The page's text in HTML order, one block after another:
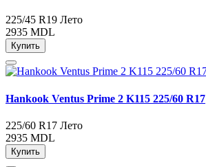
225/45 R19 Лето
2935 MDL
Купить
Hankook Ventus Prime 2 K115 225/60 R17
225/60 R17 Лето
2935 MDL
Купить